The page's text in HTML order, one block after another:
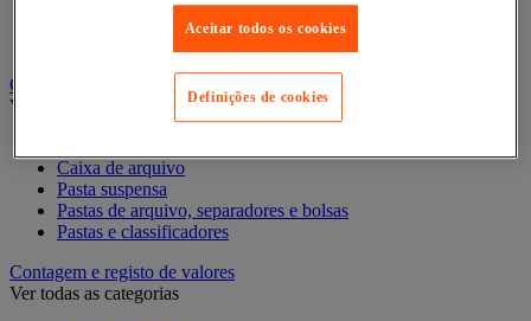
Candeeiro de escritório
Classificação e arquivo
Ver todas as categorias
Caixa de arquivo
Pasta suspensa
Pastas de arquivo, separadores e bolsas
Pastas e classificadores
Contagem e registo de valores
Ver todas as categorias
Aceitar todos os cookies
Definições de cookies